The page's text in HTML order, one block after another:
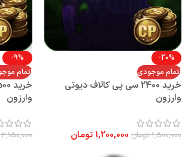
-20%
اتمام موجودی
خرید 2400 سی پی کالاف دیوتی
وارزون
1,500,000تومان 1,200,000تومان
-9%
اتمام
وارزون
2,150,000